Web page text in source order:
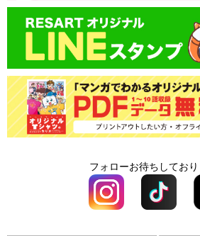
オプション料
版代
オプション料
フォローお待ちしており